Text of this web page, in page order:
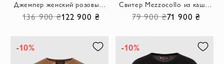
136 900 ₴122 900 ₴ 79 900 ₴71 900 ₴
-10% -10%